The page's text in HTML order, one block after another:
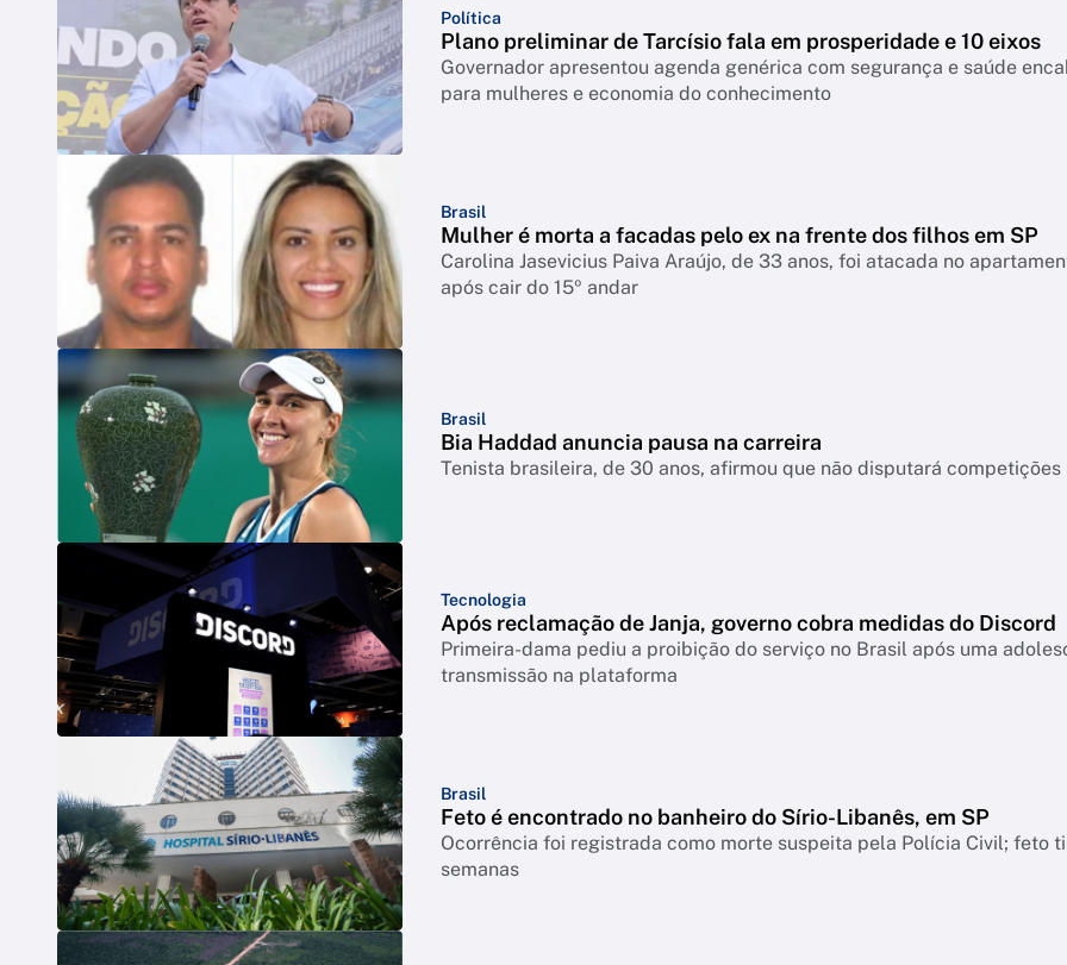
Política
Plano preliminar de Tarcísio fala em prosperidade e 10 eixos
Governador apresentou agenda genérica com segurança e saúde
para mulheres e economia do conhecimento
Brasil
Mulher é morta a facadas pelo ex na frente dos filhos em SP
Carolina Jasevicius Paiva Araújo, de 33 anos, foi atacada no
após cair do 15º andar
Brasil
Bia Haddad anuncia pausa na carreira
Tenista brasileira, de 30 anos, afirmou que não disputará
Tecnologia
Após reclamação de Janja, governo cobra medidas do Discord
Primeira-dama pediu a proibição do serviço no Brasil após uma
transmissão na plataforma
Brasil
Feto é encontrado no banheiro do Sírio-Libanês, em SP
Ocorrência foi registrada como morte suspeita pela Polícia Civil; feto
semanas